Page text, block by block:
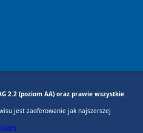
2.2 (poziom AA) oraz prawie wszystkie
jest zaoferowanie jak najszerszej